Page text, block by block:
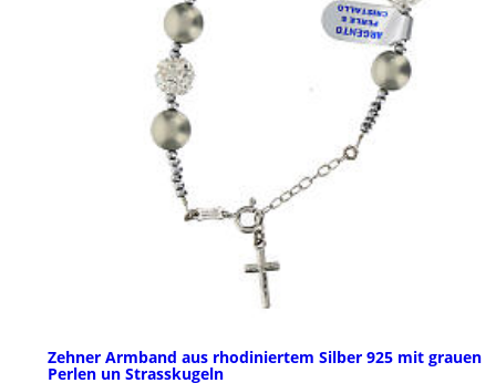
Zehner Armband aus rhodiniertem Silber 925 mit grauen
Perlen un Strasskugeln